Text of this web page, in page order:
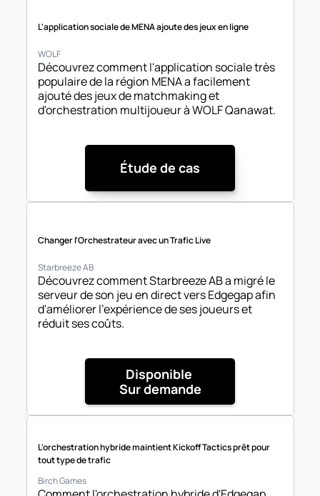
L'application sociale de MENA ajoute des jeux en ligne
WOLF
Découvrez comment l'application sociale très
populaire de la région MENA a facilement
ajouté des jeux de matchmaking et
d'orchestration multijoueur à WOLF Qanawat.
Étude de cas
Changer l'Orchestrateur avec un Trafic Live
Starbreeze AB
Découvrez comment Starbreeze AB a migré le
serveur de son jeu en direct vers Edgegap afin
d'améliorer l'expérience de ses joueurs et
réduit ses coûts.
Disponible
Sur demande
L'orchestration hybride maintient Kickoff Tactics prêt pour
tout type de trafic
Birch Games